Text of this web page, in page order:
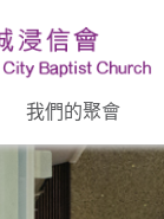
我們的聚會